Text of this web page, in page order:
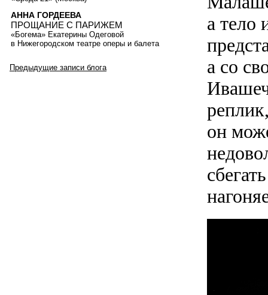
а тело
а со
он
АННА ГОРДЕЕВА
ПРОЩАНИЕ С ПАРИЖЕМ
«Богема» Екатерины Одеговой
в Нижегородском театре оперы и балета
Предыдущие записи блога